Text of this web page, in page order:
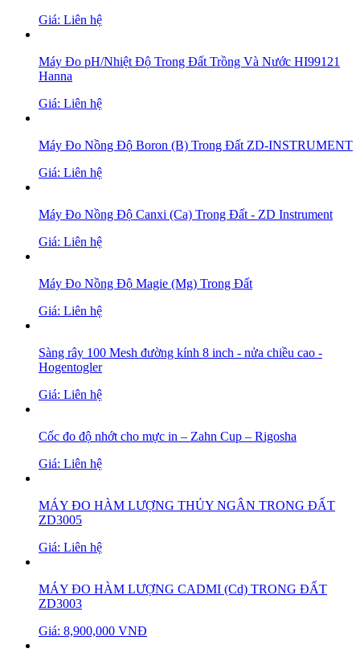
Giá: Liên hệ
Máy Đo pH/Nhiệt Độ Trong Đất Trồng Và Nước HI99121
Hanna
Giá: Liên hệ
Máy Đo Nồng Độ Boron (B) Trong Đất ZD-INSTRUMENT
Giá: Liên hệ
Máy Đo Nồng Độ Canxi (Ca) Trong Đất - ZD Instrument
Giá: Liên hệ
Máy Đo Nồng Độ Magie (Mg) Trong Đất
Giá: Liên hệ
Sàng rây 100 Mesh đường kính 8 inch - nửa chiều cao -
Hogentogler
Giá: Liên hệ
Cốc đo độ nhớt cho mực in – Zahn Cup – Rigosha
Giá: Liên hệ
MÁY ĐO HÀM LƯỢNG THỦY NGÂN TRONG ĐẤT
ZD3005
Giá: Liên hệ
MÁY ĐO HÀM LƯỢNG CADMI (Cd) TRONG ĐẤT
ZD3003
Giá: 8,900,000 VNĐ